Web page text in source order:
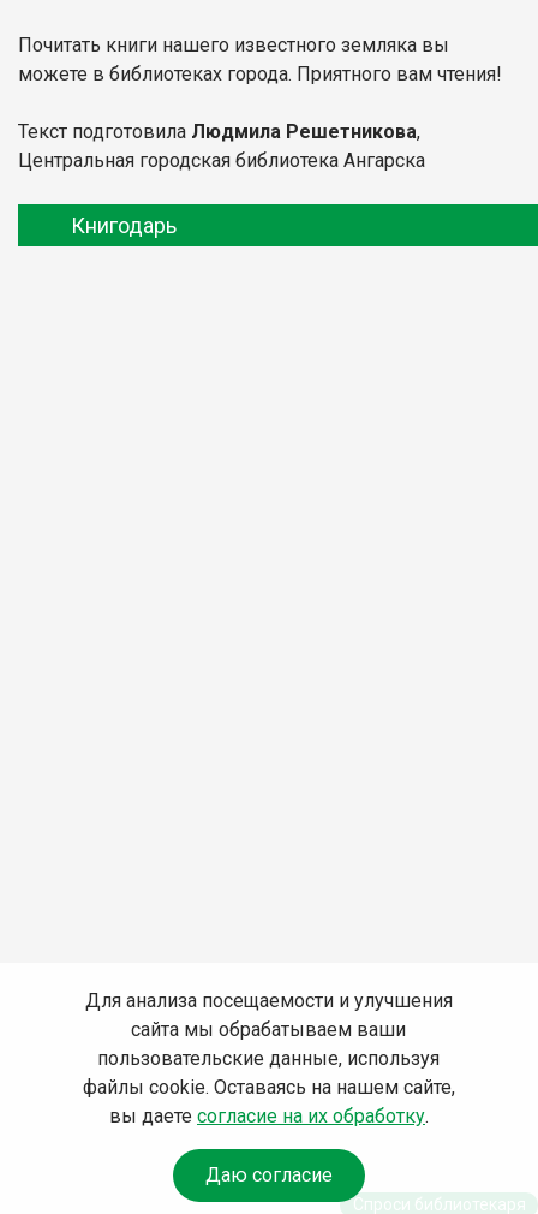
Почитать книги нашего известного земляка вы
можете в библиотеках города. Приятного вам чтения!
Текст подготовила Людмила Решетникова,
Центральная городская библиотека Ангарска
Книгодарь
Для анализа посещаемости и улучшения
сайта мы обрабатываем ваши
пользовательские данные, используя
файлы cookie. Оставаясь на нашем сайте,
вы даете согласие на их обработку.
Даю согласие
Спроси библиотекаря